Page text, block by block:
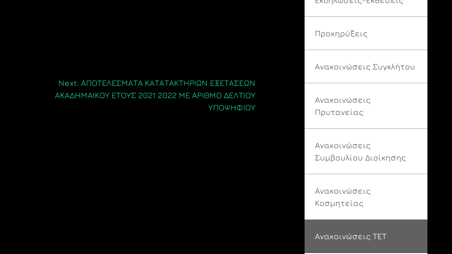
Next: ΑΠΟΤΕΛΕΣΜΑΤΑ ΚΑΤΑΤΑΚΤΗΡΙΩΝ ΕΞΕΤΑΣΕΩΝ
ΑΚΑΔΗΜΑΙΚΟΥ ΕΤΟΥΣ 2021 2022 ΜΕ ΑΡΙΘΜΟ ΔΕΛΤΙΟΥ
ΥΠΟΨΗΦΙΟΥ
Προκηρύξεις
Ανακοινώσεις Συγκλήτου
Ανακοινώσεις
Πρυτανείας
Ανακοινώσεις
Συμβουλίου Διοίκησης
Ανακοινώσεις
Κοσμητείας
Ανακοινώσεις ΤΕΤ